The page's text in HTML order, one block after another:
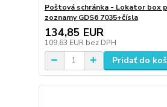
Poštová schránka - Lokator box
zoznamy GDS6 7035+čísla
134,85 EUR
109,63 EUR bez DPH
Pridať do